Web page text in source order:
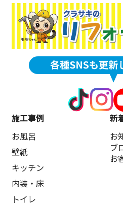
施工事例
お風呂
壁紙
キッチン
内装・床
トイレ
新
お
ブ
お